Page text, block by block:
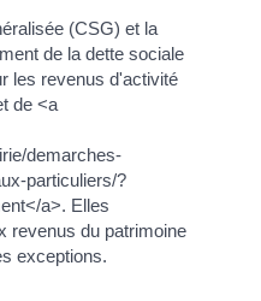
(CSG) et la
de la dette sociale
les revenus d'activité
de <a
demarches-
particuliers/?
a>. Elles
revenus du patrimoine
exceptions.